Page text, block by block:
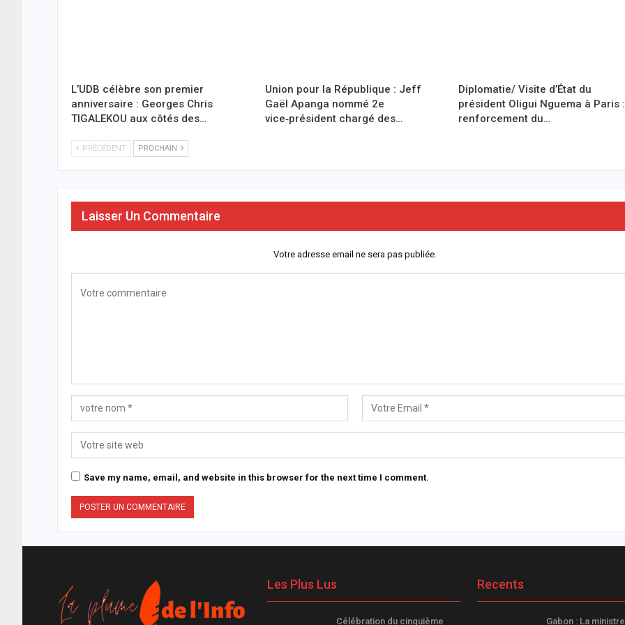
L’UDB célèbre son premier
anniversaire : Georges Chris
TIGALEKOU aux côtés des…
Union pour la République : Jeff
Gaël Apanga nommé 2e
vice‑président chargé des…
Diplomatie/ Visite d’État du
président Oligui Nguema à Paris
renforcement du…
PRÉCÉDENT PROCHAIN
Laisser Un Commentaire
Votre adresse email ne sera pas publiée.
Save my name, email, and website in this browser for the next time I comment.
Les Plus Lus
Célébration du cinquième
Recents
Gabon : La